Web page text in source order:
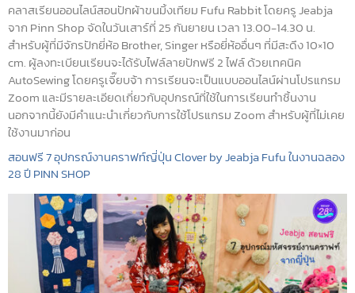
คลาสเรียนออนไลน์สอนปักผ้าขนมิ้งเทียม Fufu Rabbit โดยครู Jeabja
จาก Pinn Shop จัดในวันเสาร์ที่ 25 กันยายน เวลา 13.00-14.30 น.
สำหรับผู้ที่มีจักรปักยี่ห้อ Brother, Singer หรือยี่ห้ออื่นๆ ที่มีสะดึง 10×10
cm. ผู้ลงทะเบียนเรียนจะได้รับไฟล์ลายปักฟรี 2 ไฟล์ ด้วยเทคนิค
AutoSewing โดยครูเจี๊ยบจ้า การเรียนจะเป็นแบบออนไลน์ผ่านโปรแกรม
Zoom และมีรายละเอียดเกี่ยวกับอุปกรณ์ที่ใช้ในการเรียนทำชิ้นงาน
นอกจากนี้ยังมีคำแนะนำเกี่ยวกับการใช้โปรแกรม Zoom สำหรับผู้ที่ไม่เคย
ใช้งานมาก่อน
สอนฟรี 7 อุปกรณ์งานคราฟท์ญี่ปุ่น Clover by Jeabja Fufu ในงานฉลอง
28 ปี PINN SHOP